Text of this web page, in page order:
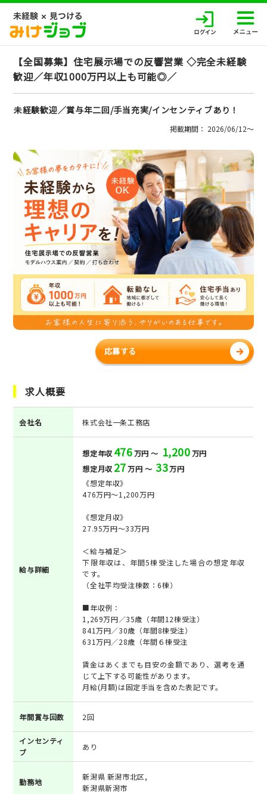
【全国募集】住宅展示場での反響営業 ◇完全未経験
歓迎／年収1000万円以上も可能◎／
未経験歓迎／賞与年二回/手当充実/インセンティブあり！
掲載期間： 2026/06/12〜
応募する
求人概要
会社名 株式会社一条工務店
給与詳細
想定年収 476万円 ～ 1,200万円
想定月収 27万円 ～ 33万円
《想定年収》
476万円～1,200万円
《想定月収》
27.95万円～33万円
＜給与補足＞
下限年収は、年間5棟受注した場合の想定年収
です。
（全社平均受注棟数：6棟）
■年収例：
1,269万円／35歳（年間12棟受注）
841万円／30歳（年間8棟受注）
631万円／28歳（年間６棟受注
賃金はあくまでも目安の金額であり、選考を通
じて上下する可能性があります。
月給(月額)は固定手当を含めた表記です。
年間賞与回数 2回
インセンティ
ブ
あり
勤務地
新潟県 新潟市北区,
新潟県新潟市